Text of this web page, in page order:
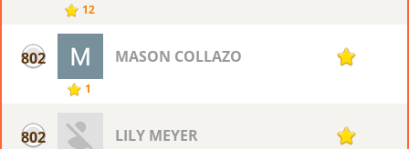
12
802
1
MASON COLLAZO 1
802 LILY MEYER 1